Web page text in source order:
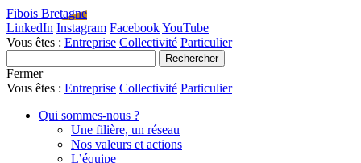
Fibois Bretagne
LinkedIn Instagram FacebookYouTube
Vous êtes : Entreprise Collectivité Particulier
Fermer
Vous êtes : Entreprise Collectivité Particulier
Qui sommes-nous ?
Une filière, un réseau
Nos valeurs et actions
L’équipe